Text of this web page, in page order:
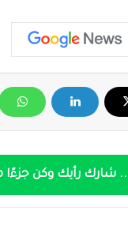
شارك رأيك وكن جزءًا